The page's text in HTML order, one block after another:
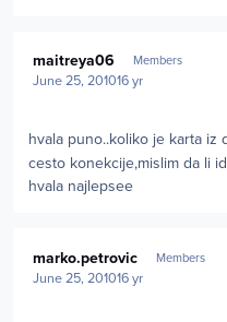
maitreya06 Members
June 25, 201016 yr
hvala puno..koliko je karta iz
cesto konekcije,mislim da li
hvala najlepsee
marko.petrovic Members
June 25, 201016 yr